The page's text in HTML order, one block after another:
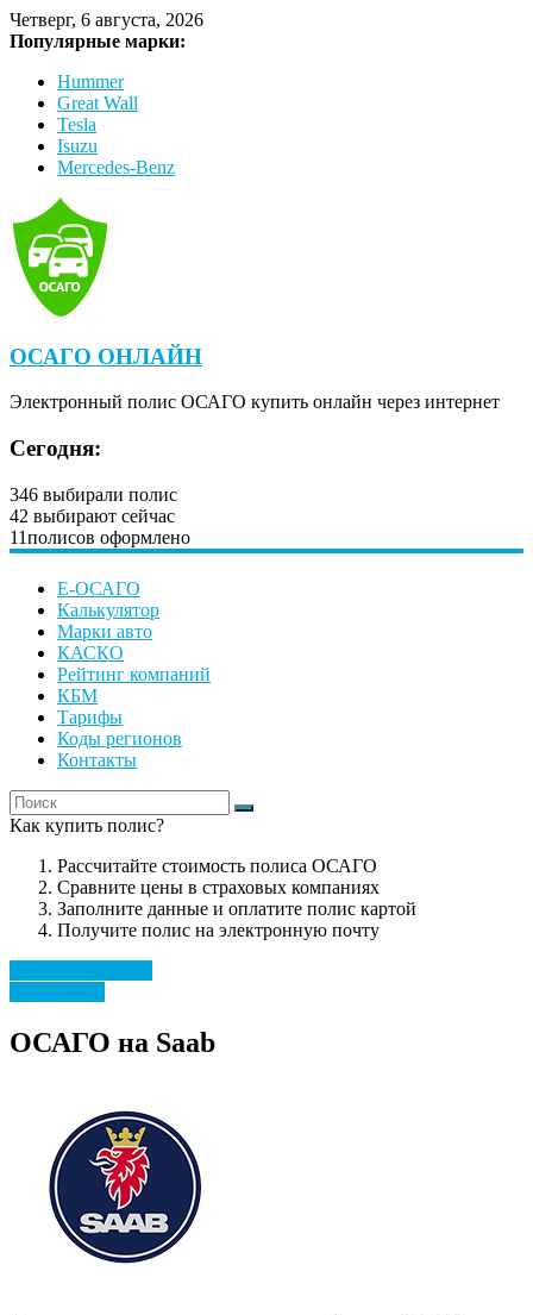
Четверг, 6 августа, 2026
Популярные марки:
Hummer
Great Wall
Tesla
Isuzu
Mercedes-Benz
ОСАГО ОНЛАЙН
Электронный полис ОСАГО купить онлайн через интернет
Сегодня:
346 выбирали полис
42 выбирают сейчас
11полисов оформлено
Е-ОСАГО
Калькулятор
Марки авто
КАСКО
Рейтинг компаний
КБМ
Тарифы
Коды регионов
Контакты
Как купить полис?
Рассчитайте стоимость полиса ОСАГО
Сравните цены в страховых компаниях
Заполните данные и оплатите полис картой
Получите полис на электронную почту
ОСАГО на Saab